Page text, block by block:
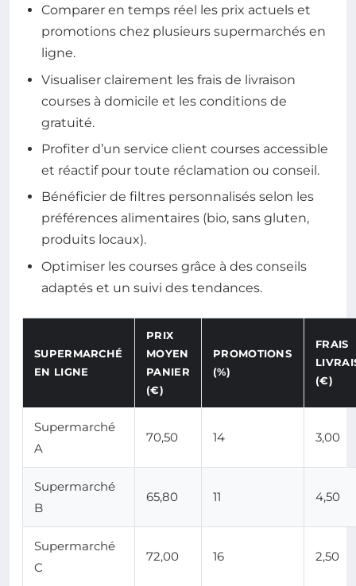
Comparer en temps réel les prix actuels et
promotions chez plusieurs supermarchés en
ligne.
Visualiser clairement les frais de livraison
courses à domicile et les conditions de
gratuité.
Profiter d’un service client courses accessible
et réactif pour toute réclamation ou conseil.
Bénéficier de filtres personnalisés selon les
préférences alimentaires (bio, sans gluten,
produits locaux).
Optimiser les courses grâce à des conseils
adaptés et un suivi des tendances.
SUPERMARCHÉ
EN LIGNE
PRIX
MOYEN
PANIER
(€)
PROMOTIONS
(%)
FRAIS
(€)
Supermarché
A
70,50 14 3,00
Supermarché
B
65,80 11 4,50
Supermarché
C
72,00 16 2,50